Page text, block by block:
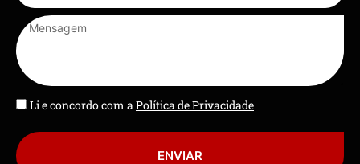
Li e concordo com a Política de Privacidade
ENVIAR